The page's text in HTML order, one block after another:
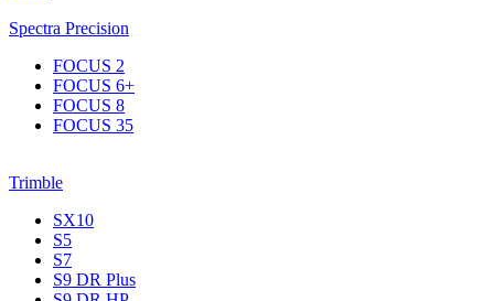
Spectra Precision
FOCUS 2
FOCUS 6+
FOCUS 8
FOCUS 35
Trimble
SX10
S5
S7
S9 DR Plus